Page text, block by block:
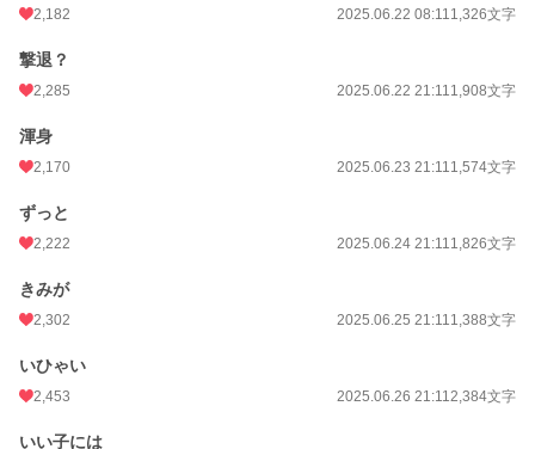
初回完結日時
週間ポイント
月間ポイント
年間ポイント
累計ポイント
2,182 2025.06.22 08:111,326文字
撃退？
2,285 2025.06.22 21:111,908文字
渾身
2,170 2025.06.23 21:111,574文字
ずっと
2,222 2025.06.24 21:111,826文字
きみが
2,302 2025.06.25 21:111,388文字
いひゃい
2,453 2025.06.26 21:112,384文字
いい子には